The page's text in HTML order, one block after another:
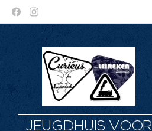
JEUGDHUIS VOOR